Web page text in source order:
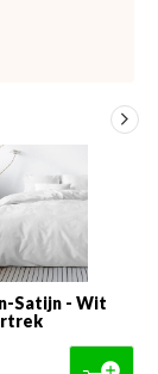
Satijn - Wit